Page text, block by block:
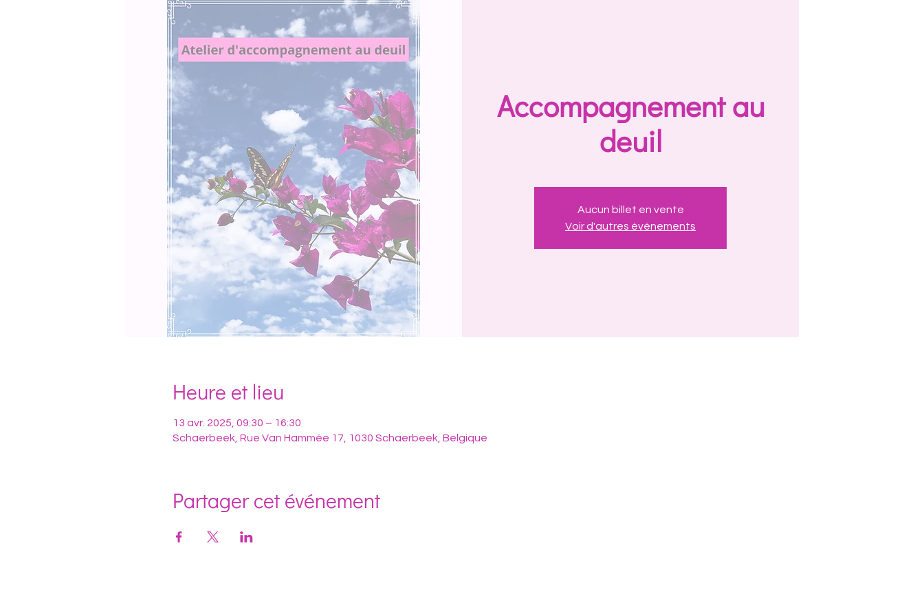
Accompagnement au
deuil
Aucun billet en vente
Voir d'autres événements
Heure et lieu
13 avr. 2025, 09:30 – 16:30
Schaerbeek, Rue Van Hammée 17, 1030 Schaerbeek, Belgique
Partager cet événement